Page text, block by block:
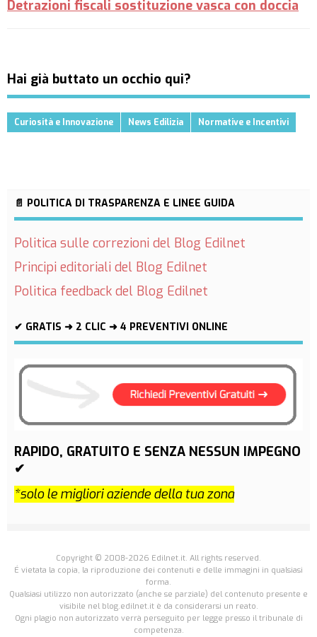
Detrazioni fiscali sostituzione vasca con doccia
Hai già buttato un occhio qui?
Curiosità e Innovazione News Edilizia Normative e Incentivi
📄 POLITICA DI TRASPARENZA E LINEE GUIDA
Politica sulle correzioni del Blog Edilnet
Principi editoriali del Blog Edilnet
Politica feedback del Blog Edilnet
✔ GRATIS ➜ 2 CLIC ➜ 4 PREVENTIVI ONLINE
RAPIDO, GRATUITO E SENZA NESSUN IMPEGNO
✔
*solo le migliori aziende della tua zona
Copyright © 2008-2026 Edilnet.it. All rights reserved.
É vietata la copia, la riproduzione dei contenuti e delle immagini in qualsiasi
forma.
Qualsiasi utilizzo non autorizzato (anche se parziale) del contenuto presente e
visibile nel blog.edilnet.it è da considerarsi un reato.
Ogni plagio non autorizzato verrà perseguito per legge presso il tribunale di
competenza.